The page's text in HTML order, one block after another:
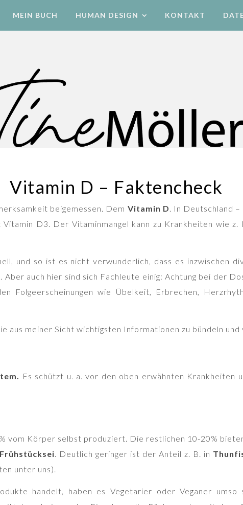
MEIN BUCH HUMAN DESIGN KONTAKT
Vitamin D – Faktencheck
beigemessen. Dem Vitamin D. In Deutschland
Vitamin D3. Der Vitaminmangel kann zu Krankheiten wie
und so ist es nicht verwunderlich, dass es inzwischen
auch hier sind sich Fachleute einig: Achtung bei der
Folgeerscheinungen wie Übelkeit, Erbrechen,
aus meiner Sicht wichtigsten Informationen zu bündeln
Es schützt u. a. vor den oben erwähnten Krankheiten
vom Körper selbst produziert. Die restlichen 10-20%
Frühstücksei. Deutlich geringer ist der Anteil z. B. in
unter uns).
handelt, haben es Vegetarier oder Veganer